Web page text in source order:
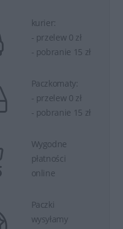
kurier:
- przelew 0 zł
- pobranie 15 zł
Paczkomaty:
- przelew 0 zł
- pobranie 15 zł
Wygodne
płatności
online
Paczki
wysyłamy
Kup teraz